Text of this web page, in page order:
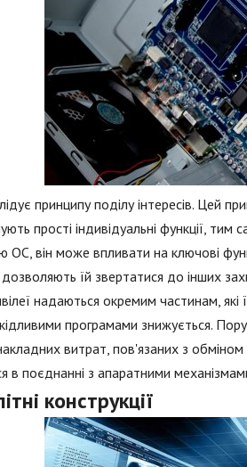
принципу поділу інтересів. Цей
прості індивідуальні функції,
ОС, він може впливати на ключові
дозволяють їй звертатися до інших
надаються окремим частинам,
програмами знижується.
витрат, пов'язаних з
в поєднанні з апаратними
конструкції